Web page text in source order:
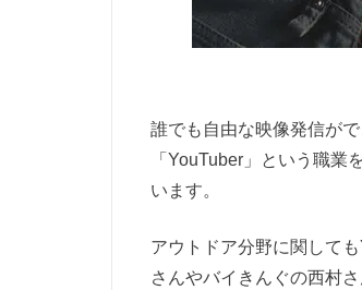
誰でも自由な映像発信が
「YouTuber」という職
います。
アウトドア分野に関して
さんやバイきんぐの西村